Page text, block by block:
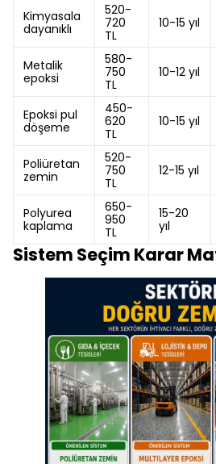
Kimyasala
dayanıklı
520-
720
TL
10-15 yıl
Metalik
epoksi
580-
750
TL
10-12 yıl
Epoksi pul
döşeme
450-
620
TL
10-15 yıl
Poliüretan
zemin
520-
750
TL
12-15 yıl
Polyurea
kaplama
650-
950
TL
15-20
yıl
Sistem Seçim Karar